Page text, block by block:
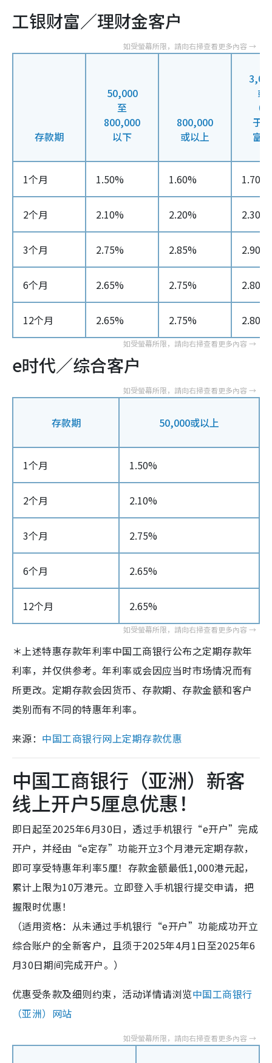
工银财富／理财金客户
存款期
50,000
至
800,000
以下
800,000
或以上
或
（
于
富
1个月 1.50% 1.60% 1.70%
2个月 2.10% 2.20% 2.30%
3个月 2.75% 2.85% 2.90%
6个月 2.65% 2.75% 2.80%
12个月 2.65% 2.75% 2.80%
e时代／综合客户
存款期 50,000或以上
1个月 1.50%
2个月 2.10%
3个月 2.75%
6个月 2.65%
12个月 2.65%
＊上述特惠存款年利率中国工商银行公布之定期存款年
利率，并仅供参考。年利率或会因应当时市场情况而有
所更改。定期存款会因货币、存款期、存款金额和客户
类别而有不同的特惠年利率。
来源： 中国工商银行网上定期存款优惠
中国工商银行（亚洲）新客
线上开户5厘息优惠！
即日起至2025年6月30日，透过手机银行“e开户”完成
开户，并经由“e定存”功能开立3个月港元定期存款，
即可享受特惠年利率5厘！存款金额最低1,000港元起，
累计上限为10万港元。立即登入手机银行提交申请，把
握限时优惠！
（适用资格：从未通过手机银行“e开户”功能成功开立
综合账户的全新客户，且须于2025年4月1日至2025年6
月30日期间完成开户。）
优惠受条款及细则约束，活动详情请浏览中国工商银行
（亚洲）网站